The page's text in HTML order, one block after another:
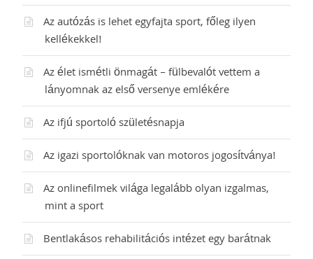
Az autózás is lehet egyfajta sport, főleg ilyen
kellékekkel!
Az élet ismétli önmagát – fülbevalót vettem a
lányomnak az első versenye emlékére
Az ifjú sportoló születésnapja
Az igazi sportolóknak van motoros jogosítványa!
Az onlinefilmek világa legalább olyan izgalmas,
mint a sport
Bentlakásos rehabilitációs intézet egy barátnak